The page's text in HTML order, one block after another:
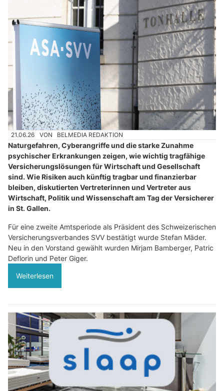
21.06.26 VON BELMEDIA REDAKTION
Naturgefahren, Cyberangriffe und die starke Zunahme
psychischer Erkrankungen zeigen, wie wichtig tragfähige
Versicherungslösungen für Wirtschaft und Gesellschaft
sind. Wie Risiken auch künftig tragbar und finanzierbar
bleiben, diskutierten Vertreterinnen und Vertreter aus
Wirtschaft, Politik und Wissenschaft am Tag der Versicherer
in St. Gallen.
Für eine zweite Amtsperiode als Präsident des Schweizerischen
Versicherungsverbandes SVV bestätigt wurde Stefan Mäder.
Neu in den Vorstand gewählt wurden Mirjam Bamberger, Patric
Deflorin und Peter Giger.
Weiterlesen